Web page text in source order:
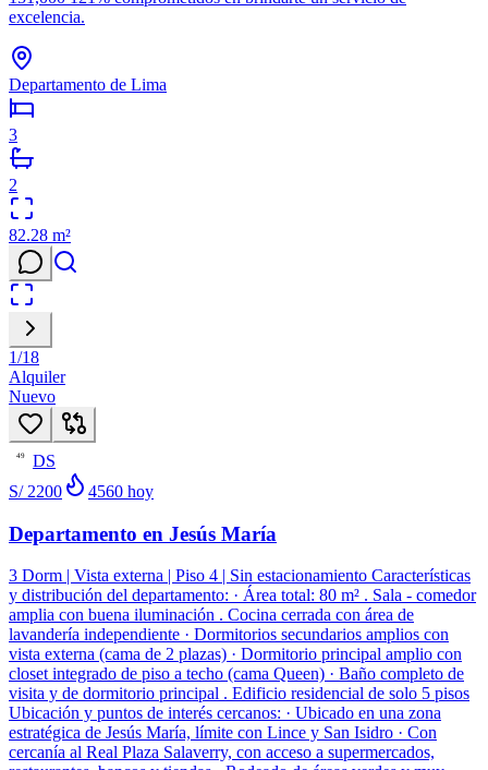
excelencia.
Departamento de Lima
3
2
82.28 m²
1/18
Alquiler
Nuevo
49
DS
S/ 2200
4560 hoy
Departamento en Jesús María
3 Dorm | Vista externa | Piso 4 | Sin estacionamiento Características
y distribución del departamento: · Área total: 80 m² . Sala - comedor
amplia con buena iluminación . Cocina cerrada con área de
lavandería independiente · Dormitorios secundarios amplios con
vista externa (cama de 2 plazas) · Dormitorio principal amplio con
closet integrado de piso a techo (cama Queen) · Baño completo de
visita y de dormitorio principal . Edificio residencial de solo 5 pisos
Ubicación y puntos de interés cercanos: · Ubicado en una zona
estratégica de Jesús María, límite con Lince y San Isidro · Con
cercanía al Real Plaza Salaverry, con acceso a supermercados,